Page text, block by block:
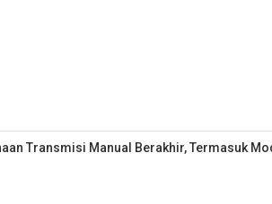
Transmisi Manual Berakhir, Termasuk